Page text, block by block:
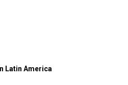
Latin America